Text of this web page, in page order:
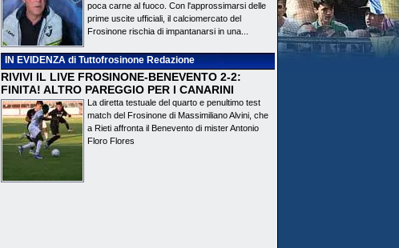
poca carne al fuoco. Con l'approssimarsi delle
prime uscite ufficiali, il calciomercato del
Frosinone rischia di impantanarsi in una...
IN EVIDENZAdi Tuttofrosinone Redazione
RIVIVI IL LIVE FROSINONE-BENEVENTO 2-2:
FINITA! ALTRO PAREGGIO PER I CANARINI
La diretta testuale del quarto e penultimo test
match del Frosinone di Massimiliano Alvini, che
a Rieti affronta il Benevento di mister Antonio
Floro Flores